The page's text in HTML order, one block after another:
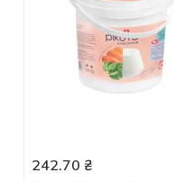
242.70 ₴